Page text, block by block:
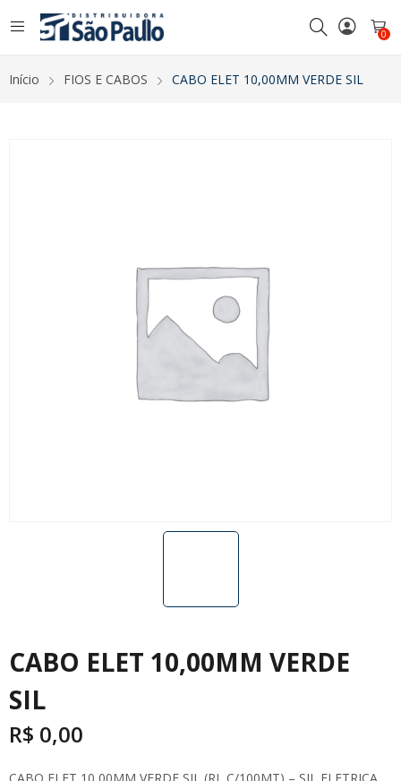
0
Início FIOS E CABOS CABO ELET 10,00MM VERDE SIL
CABO ELET 10,00MM VERDE
SIL
R$ 0,00